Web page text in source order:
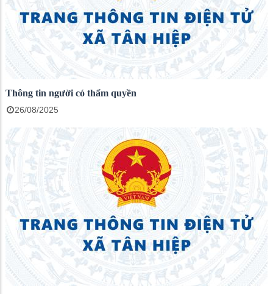
Thông tin người có thẩm quyền
26/08/2025